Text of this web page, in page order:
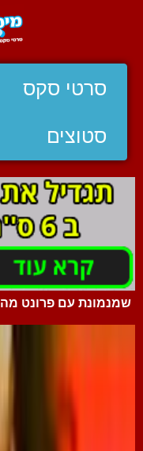
סרטי סקס
סטוצים
שמנמונת עם פרונט